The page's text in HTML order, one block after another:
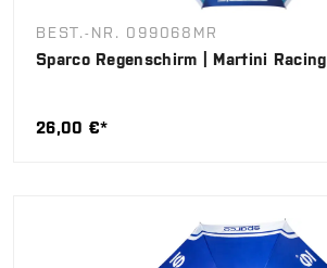
BEST.-NR. 099068MR
Sparco Regenschirm | Martini Racing
26,00 €*